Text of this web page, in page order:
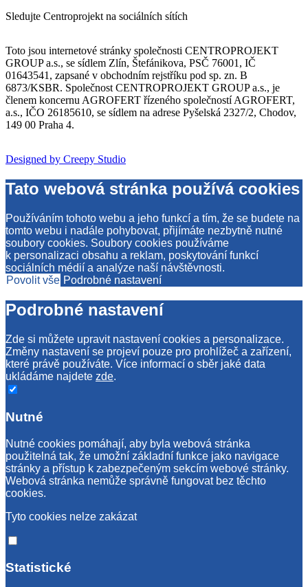
Sledujte Centroprojekt na sociálních sítích
Toto jsou internetové stránky společnosti CENTROPROJEKT
GROUP a.s., se sídlem Zlín, Štefánikova, PSČ 76001, IČ
01643541, zapsané v obchodním rejstříku pod sp. zn. B
6873/KSBR. Společnost CENTROPROJEKT GROUP a.s., je
členem koncernu AGROFERT řízeného společností AGROFERT,
a.s., IČO 26185610, se sídlem na adrese Pyšelská 2327/2, Chodov,
149 00 Praha 4.
Designed by Creepy Studio
Tato webová stránka používá cookies
Používáním tohoto webu a jeho funkcí a tím, že se budete na
tomto webu i nadále pohybovat, přijímáte nezbytně nutné
soubory cookies. Soubory cookies používáme
k personalizaci obsahu a reklam, poskytování funkcí
sociálních médií a analýze naší návštěvnosti.
Povolit vše Podrobné nastavení
Podrobné nastavení
Zde si můžete upravit nastavení cookies a personalizace.
Změny nastavení se projeví pouze pro prohlížeč a zařízení,
které právě používáte. Více informací o sběr jaké data
ukládáme najdete zde.
Nutné
Nutné cookies pomáhají, aby byla webová stránka
použitelná tak, že umožní základní funkce jako navigace
stránky a přístup k zabezpečeným sekcím webové stránky.
Webová stránka nemůže správně fungovat bez těchto
cookies.
Tyto cookies nelze zakázat
Statistické